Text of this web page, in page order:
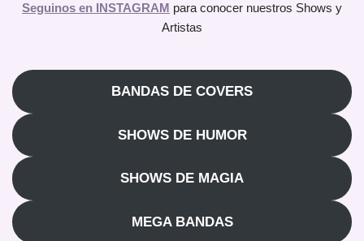
Seguinos en INSTAGRAM para conocer nuestros Shows y
Artistas
BANDAS DE COVERS
SHOWS DE HUMOR
SHOWS DE MAGIA
MEGA BANDAS